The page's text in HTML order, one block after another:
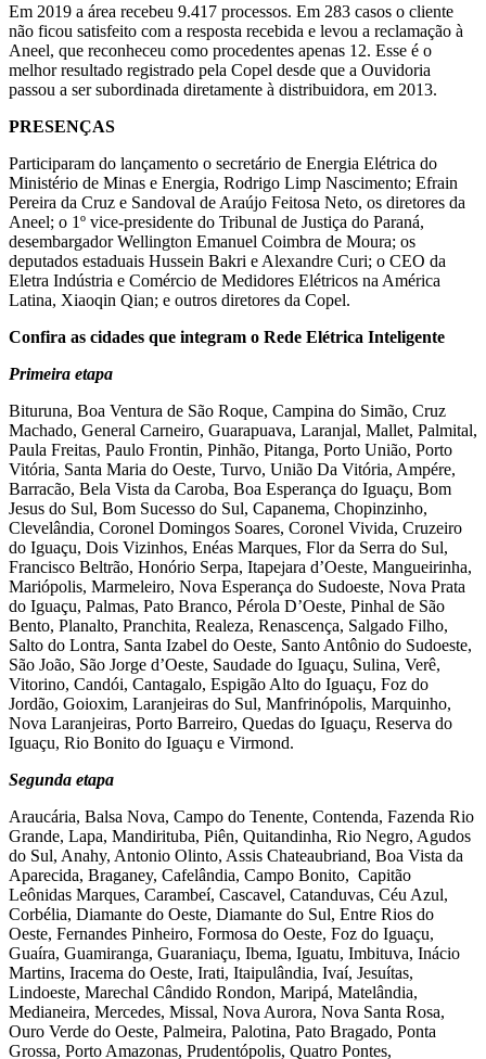
Em 2019 a área recebeu 9.417 processos. Em 283 casos o cliente
não ficou satisfeito com a resposta recebida e levou a reclamação à
Aneel, que reconheceu como procedentes apenas 12. Esse é o
melhor resultado registrado pela Copel desde que a Ouvidoria
passou a ser subordinada diretamente à distribuidora, em 2013.
PRESENÇAS
Participaram do lançamento o secretário de Energia Elétrica do
Ministério de Minas e Energia, Rodrigo Limp Nascimento; Efrain
Pereira da Cruz e Sandoval de Araújo Feitosa Neto, os diretores da
Aneel; o 1º vice-presidente do Tribunal de Justiça do Paraná,
desembargador Wellington Emanuel Coimbra de Moura; os
deputados estaduais Hussein Bakri e Alexandre Curi; o CEO da
Eletra Indústria e Comércio de Medidores Elétricos na América
Latina, Xiaoqin Qian; e outros diretores da Copel.
Confira as cidades que integram o Rede Elétrica Inteligente
Primeira etapa
Bituruna, Boa Ventura de São Roque, Campina do Simão, Cruz
Machado, General Carneiro, Guarapuava, Laranjal, Mallet, Palmital,
Paula Freitas, Paulo Frontin, Pinhão, Pitanga, Porto União, Porto
Vitória, Santa Maria do Oeste, Turvo, União Da Vitória, Ampére,
Barracão, Bela Vista da Caroba, Boa Esperança do Iguaçu, Bom
Jesus do Sul, Bom Sucesso do Sul, Capanema, Chopinzinho,
Clevelândia, Coronel Domingos Soares, Coronel Vivida, Cruzeiro
do Iguaçu, Dois Vizinhos, Enéas Marques, Flor da Serra do Sul,
Francisco Beltrão, Honório Serpa, Itapejara d’Oeste, Mangueirinha,
Mariópolis, Marmeleiro, Nova Esperança do Sudoeste, Nova Prata
do Iguaçu, Palmas, Pato Branco, Pérola D’Oeste, Pinhal de São
Bento, Planalto, Pranchita, Realeza, Renascença, Salgado Filho,
Salto do Lontra, Santa Izabel do Oeste, Santo Antônio do Sudoeste,
São João, São Jorge d’Oeste, Saudade do Iguaçu, Sulina, Verê,
Vitorino, Candói, Cantagalo, Espigão Alto do Iguaçu, Foz do
Jordão, Goioxim, Laranjeiras do Sul, Manfrinópolis, Marquinho,
Nova Laranjeiras, Porto Barreiro, Quedas do Iguaçu, Reserva do
Iguaçu, Rio Bonito do Iguaçu e Virmond.
Segunda etapa
Araucária, Balsa Nova, Campo do Tenente, Contenda, Fazenda Rio
Grande, Lapa, Mandirituba, Piên, Quitandinha, Rio Negro, Agudos
do Sul, Anahy, Antonio Olinto, Assis Chateaubriand, Boa Vista da
Aparecida, Braganey, Cafelândia, Campo Bonito, Capitão
Leônidas Marques, Carambeí, Cascavel, Catanduvas, Céu Azul,
Corbélia, Diamante do Oeste, Diamante do Sul, Entre Rios do
Oeste, Fernandes Pinheiro, Formosa do Oeste, Foz do Iguaçu,
Guaíra, Guamiranga, Guaraniaçu, Ibema, Iguatu, Imbituva, Inácio
Martins, Iracema do Oeste, Irati, Itaipulândia, Ivaí, Jesuítas,
Lindoeste, Marechal Cândido Rondon, Maripá, Matelândia,
Medianeira, Mercedes, Missal, Nova Aurora, Nova Santa Rosa,
Ouro Verde do Oeste, Palmeira, Palotina, Pato Bragado, Ponta
Grossa, Porto Amazonas, Prudentópolis, Quatro Pontes,